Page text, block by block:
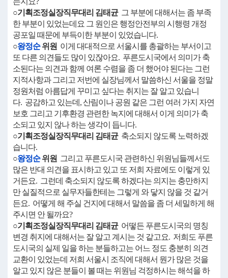
○기획조정실장직무대리 김태균그 부분에 대해서는 좀 부족
한 부분이 있었는데요 그 원인은 행정안전부의 시행령 개정
공포일 때문에 부득이한 부분이 있었습니다.
○왕정순위원 이게 대대적으로 서울시를 총괄하는 부서이고
또 다른 의견들도 많이 있잖아요. 푸른도시국에서 의미가 축
소된다는 의견과 함께 여론 수렴을 좀 더 했어야 된다는 그런
지적사항과 그리고 저번에 실장님께서 말씀하신 서울을 정말
정원처럼 아름답게 꾸미고 싶다는 취지는 잘 알고 있습니
다. 공감하고 있는데, 산림이나 공원 같은 그런 여러 가지 자연
보호 그리고 기후환경 관련한 녹지에 대해서 이게 의미가 축
소되고 있지 않나 하는 생각이 듭니다.
○기획조정실장직무대리 김태균축소되지 않도록 노력하겠
습니다.
○왕정순위원 그리고 푸른도시국 관련하신 위원님들께서도
많은 반대 의견을 표시하고 있고 또 저희 자료에도 이렇게 있
거든요. 그런데 축소되지 않도록 하겠다는 의지는 충만하지
만 실질적으로 실무자들한테는 그렇게 와 닿지 않을 것 같거
든요. 어떻게 해 주실 건지에 대해서 말씀을 좀 더 세밀하게 해
주시면 안 될까요?
○기획조정실장직무대리 김태균어떻든 푸른도시국의 명칭
변경 취지에 대해서는 잘 알고 계시는 것 같고요. 저희도 푸른
도시국의 실제 일을 하는 분들하고는 어느 정도 충분히 의견
교환이 있었는데 저희 서울시 조직에 대해서 뭔가 많은 것을
알고 있지 않은 분들이 볼 때는 위원님 걱정하시는 해석을 하